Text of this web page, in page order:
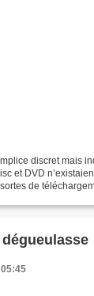
discret mais
et DVD
de